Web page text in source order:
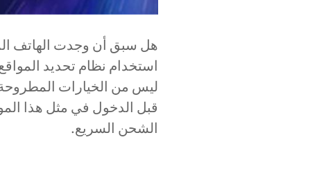
هل سبق أن وجدت الهاتف
ليس من الخيارات
قبل الدخول في مثل هذا
الشحن السريع.